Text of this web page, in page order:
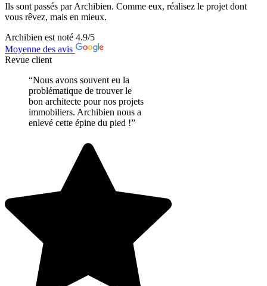
Ils sont passés par Archibien. Comme eux, réalisez le projet dont
vous rêvez, mais en mieux.
Archibien est noté 4.9/5
Moyenne des avis
Revue client
“Nous avons souvent eu la
problématique de trouver le
bon architecte pour nos projets
immobiliers. Archibien nous a
enlevé cette épine du pied !”